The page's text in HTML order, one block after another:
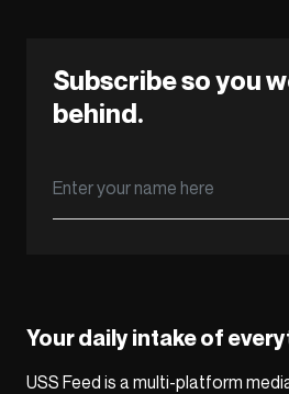
Subscribe so you
behind.
Your daily intake of
USS Feed is a multi-platform